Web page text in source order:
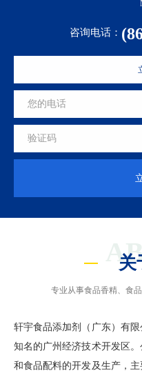
咨询电话：
关
专业从事食品香精、食
轩宇食品添加剂（广东）有
知名的广州经济技术开发区
和食品配料的开发及生产，